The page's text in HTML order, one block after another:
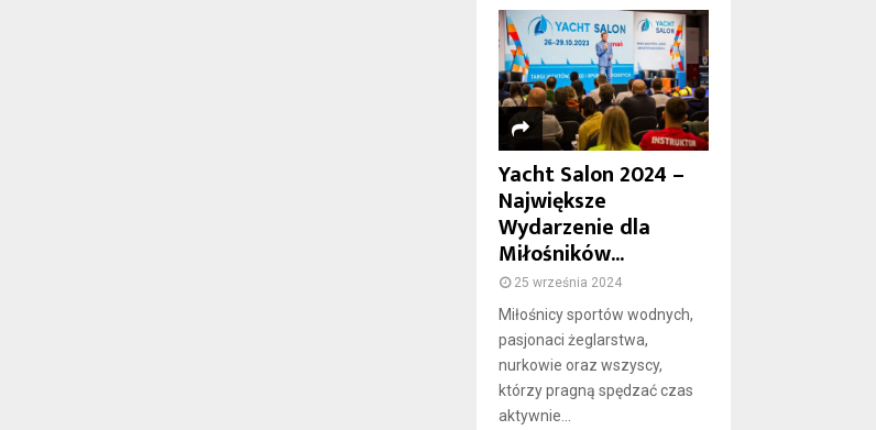
Yacht Salon 2024 –
Największe
Wydarzenie dla
Miłośników...
25 września 2024
Miłośnicy sportów wodnych,
pasjonaci żeglarstwa,
nurkowie oraz wszyscy,
którzy pragną spędzać czas
aktywnie...